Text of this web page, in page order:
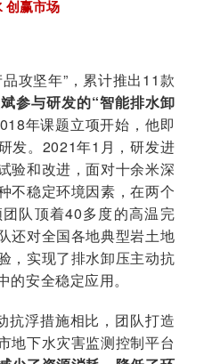
创赢市场
攻坚年”，累计推出11款
参与研发的“智能排水卸
年课题立项开始，他即
发。2021年1月，研发进
验和改进，面对十余米深
不稳定环境因素，在两个
队顶着40多度的高温完
还对全国各地典型岩土地
，实现了排水卸压主动抗
安全稳定应用。
浮措施相比，团队打造
地下水灾害监测控制平台